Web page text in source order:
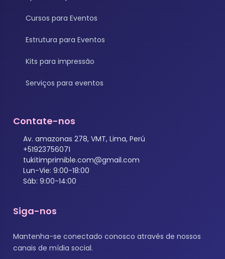
Cursos para Eventos
Estrutura para Eventos
Kits para impressão
Serviços para eventos
Contate-nos
Av. amazonas 278, VMT, Lima, Perú
+51923756071
tukitimprimible.com@gmail.com
Lun-Vie: 9:00-18:00
Sáb: 9:00-14:00
Siga-nos
Mantenha-se conectado conosco através de nossos
canais de mídia social.